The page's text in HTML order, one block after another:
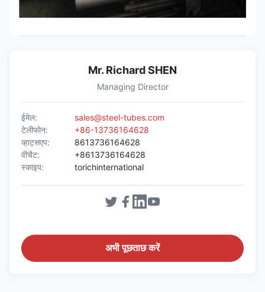
Mr. Richard SHEN
Managing Director
ईमेल:
sales@steel-tubes.com
टेलीफोन:
+86-13736164628
व्हाट्सएप:
8613736164628
वीचैट:
+8613736164628
स्काइप:
torichinternational
अभी पूछताछ करें